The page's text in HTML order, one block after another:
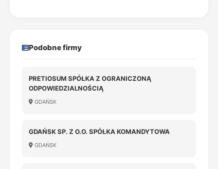
Podobne firmy
PRETIOSUM SPÓŁKA Z OGRANICZONĄ
ODPOWIEDZIALNOŚCIĄ
GDAŃSK
GDAŃSK SP. Z O.O. SPÓŁKA KOMANDYTOWA
GDAŃSK